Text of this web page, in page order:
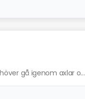
gå igenom axlar o...